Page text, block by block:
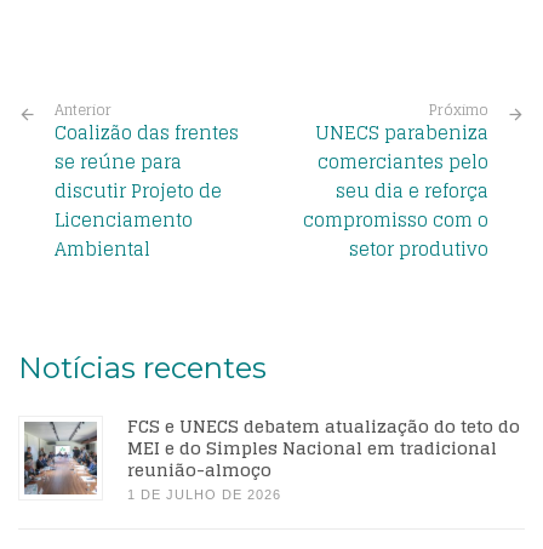
Anterior
Coalizão das frentes
se reúne para
discutir Projeto de
Licenciamento
Ambiental
Próximo
UNECS parabeniza
comerciantes pelo
seu dia e reforça
compromisso com o
setor produtivo
Notícias recentes
FCS e UNECS debatem atualização do teto do
MEI e do Simples Nacional em tradicional
reunião-almoço
1 DE JULHO DE 2026